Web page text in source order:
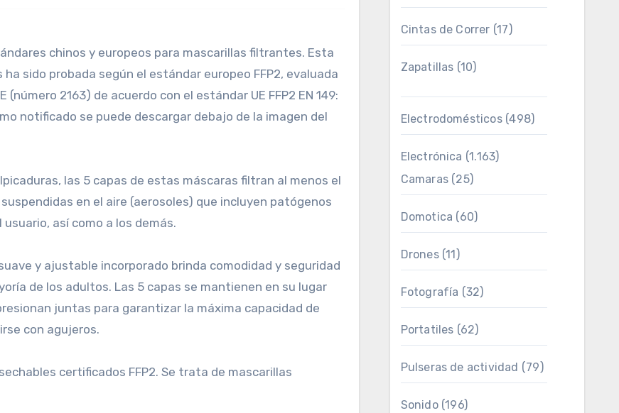
chinos y europeos para mascarillas filtrantes. Esta
sido probada según el estándar europeo FFP2, evaluada
2163) de acuerdo con el estándar UE FFP2 EN 149:
notificado se puede descargar debajo de la imagen del
las 5 capas de estas máscaras filtran al menos el
en el aire (aerosoles) que incluyen patógenos
así como a los demás.
suave y ajustable incorporado brinda comodidad y seguridad
de los adultos. Las 5 capas se mantienen en su lugar
juntas para garantizar la máxima capacidad de
con agujeros.
certificados FFP2. Se trata de mascarillas
Cintas de Correr (17)
Zapatillas (10)
Electrodomésticos(498)
Electrónica (1.163)
Camaras(25)
Domotica (60)
Drones(11)
Fotografía (32)
Portatiles (62)
Pulseras de actividad (79)
Sonido(196)